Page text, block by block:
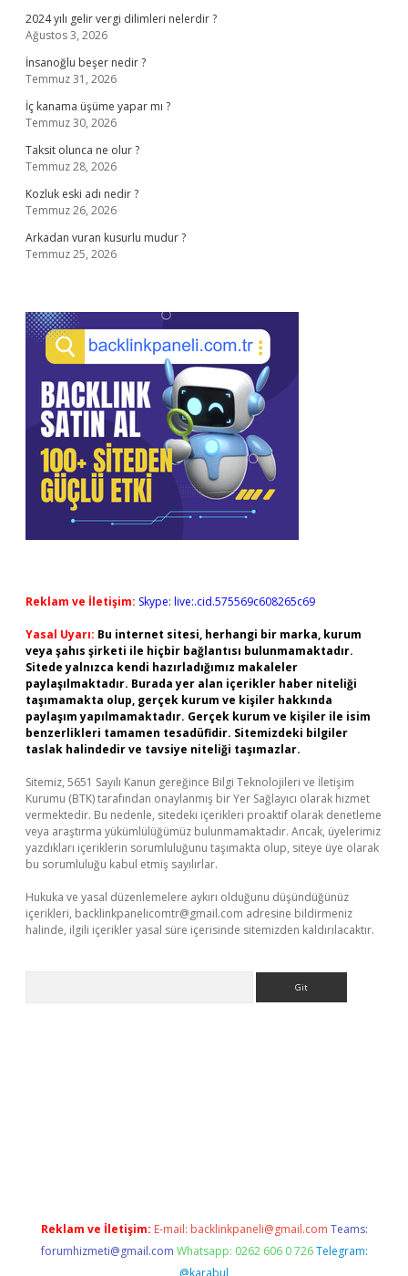
2024 yılı gelir vergi dilimleri nelerdir ?
Ağustos 3, 2026
İnsanoğlu beşer nedir ?
Temmuz 31, 2026
İç kanama üşüme yapar mı ?
Temmuz 30, 2026
Taksit olunca ne olur ?
Temmuz 28, 2026
Kozluk eski adı nedir ?
Temmuz 26, 2026
Arkadan vuran kusurlu mudur ?
Temmuz 25, 2026
Reklam ve İletişim: Skype: live:.cid.575569c608265c69
Yasal Uyarı: Bu internet sitesi, herhangi bir marka, kurum
veya şahıs şirketi ile hiçbir bağlantısı bulunmamaktadır.
Sitede yalnızca kendi hazırladığımız makaleler
paylaşılmaktadır. Burada yer alan içerikler haber niteliği
taşımamakta olup, gerçek kurum ve kişiler hakkında
paylaşım yapılmamaktadır. Gerçek kurum ve kişiler ile isim
benzerlikleri tamamen tesadüfidir. Sitemizdeki bilgiler
taslak halindedir ve tavsiye niteliği taşımazlar.
Sitemiz, 5651 Sayılı Kanun gereğince Bilgi Teknolojileri ve İletişim
Kurumu (BTK) tarafından onaylanmış bir Yer Sağlayıcı olarak hizmet
vermektedir. Bu nedenle, sitedeki içerikleri proaktif olarak denetleme
veya araştırma yükümlülüğümüz bulunmamaktadır. Ancak, üyelerimiz
yazdıkları içeriklerin sorumluluğunu taşımakta olup, siteye üye olarak
bu sorumluluğu kabul etmiş sayılırlar.
Hukuka ve yasal düzenlemelere aykırı olduğunu düşündüğünüz
içerikleri, backlinkpanelicomtr@gmail.com adresine bildirmeniz
halinde, ilgili içerikler yasal süre içerisinde sitemizden kaldırılacaktır.
Reklam ve İletişim: E-mail: backlinkpaneli@gmail.com Teams:
forumhizmeti@gmail.com Whatsapp: 0262 606 0 726 Telegram:
@karabul